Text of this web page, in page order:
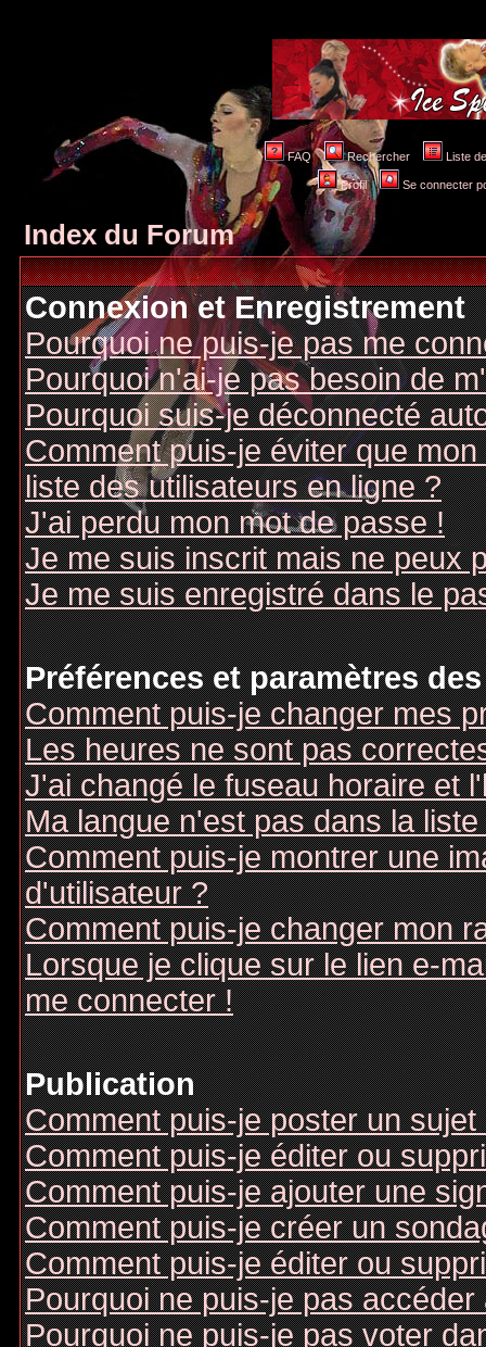
FAQ Rechercher Liste
Profil Se connecter
Index du Forum
Connexion et Enregistrement
Pourquoi ne puis-je pas me
Pourquoi n'ai-je pas besoin de
Pourquoi suis-je déconnecté
Comment puis-je éviter que
liste des utilisateurs en ligne ?
J'ai perdu mon mot de passe !
Je me suis inscrit mais ne peux
Je me suis enregistré dans le
Préférences et paramètres
Comment puis-je changer mes
Les heures ne sont pas
J'ai changé le fuseau horaire et
Ma langue n'est pas dans la liste
Comment puis-je montrer une
d'utilisateur ?
Comment puis-je changer mon
Lorsque je clique sur le lien e-
me connecter !
Publication
Comment puis-je poster un
Comment puis-je éditer ou
Comment puis-je ajouter une
Comment puis-je créer un
Comment puis-je éditer ou
Pourquoi ne puis-je pas accéder
Pourquoi ne puis-je pas voter